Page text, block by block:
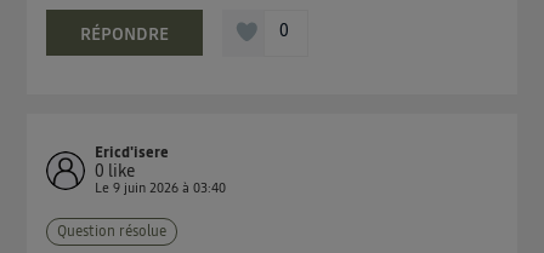
RÉPONDRE 0
Ericd'isere
0 like
Le9 juin 2026 à03:40
Question résolue